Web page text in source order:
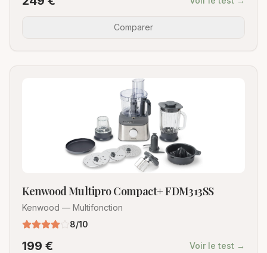
Comparer
Kenwood Multipro Compact+ FDM313SS
Kenwood — Multifonction
8/10
199 € Voir le test →